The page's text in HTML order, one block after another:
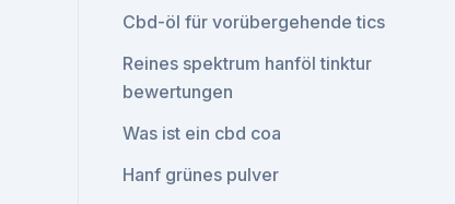
Cbd-öl für vorübergehende tics
Reines spektrum hanföl tinktur
bewertungen
Was ist ein cbd coa
Hanf grünes pulver